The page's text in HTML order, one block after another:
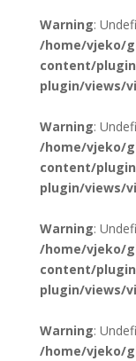
Warning:
/home/vjeko/
content/
plugin/views/
Warning:
/home/vjeko/
content/
plugin/views/
Warning:
/home/vjeko/
content/
plugin/views/
Warning:
/home/vjeko/